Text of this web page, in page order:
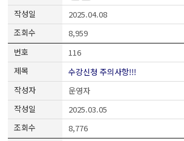
2025.04.08
8,959
116
수강신청 주의사항!!!
운영자
2025.03.05
8,776